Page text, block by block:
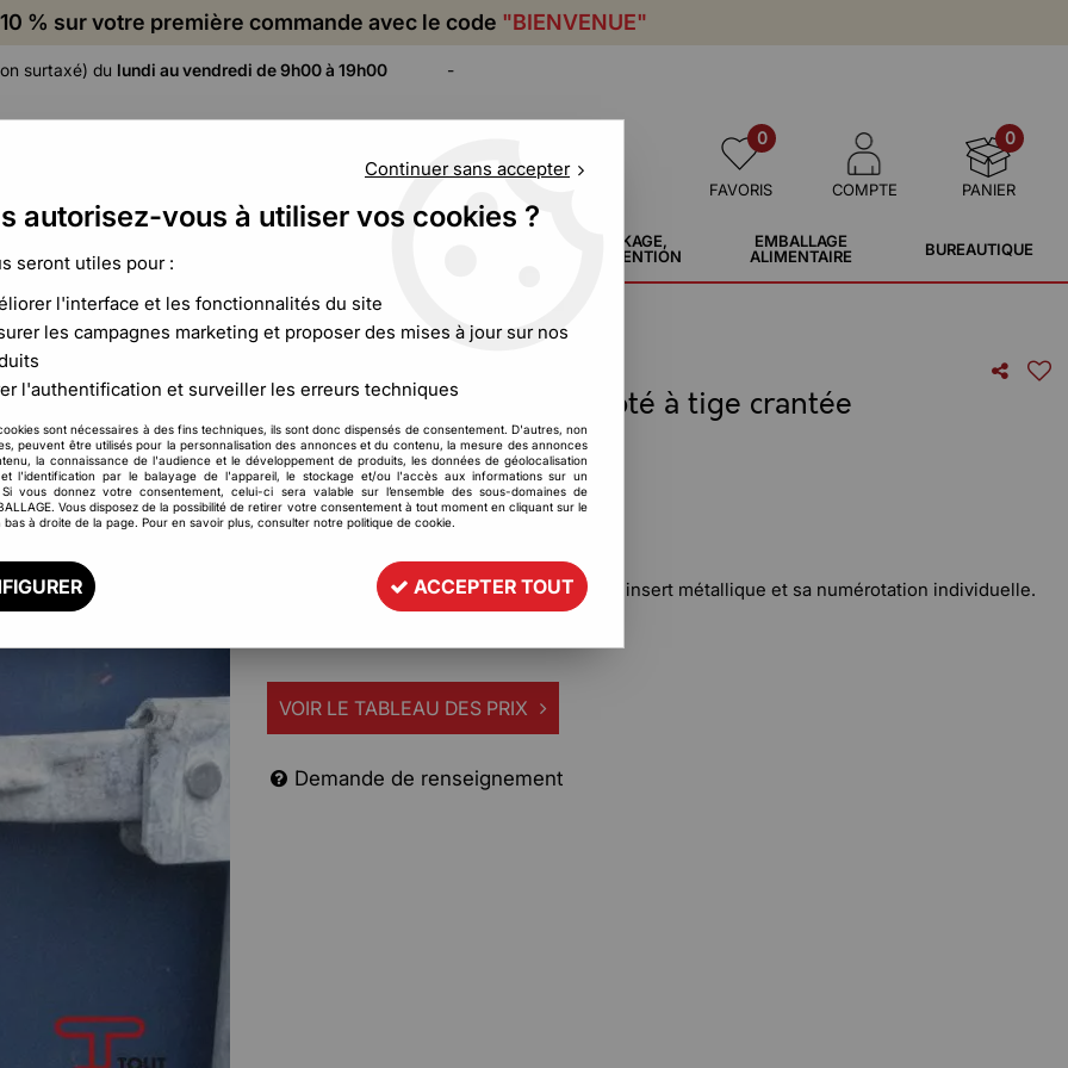
% sur votre première commande avec le code "BIENVENUE"
surtaxé) du lundi au vendredi de 9h00 à 19h00 -
0
FAVORIS COMPTE
0
PANIER
PROTECTION
ADHÉSIF,
STOCKAGE,
MANUTENTION
EMBALLAGE
ALIMENTAIRE
BUREAUTIQUE
>Scellé de sécurité numéroté à tige crantée
Scellé de sécurité numéroté à tige crantée
À partir de 17,14 €HT
Réf. :CCB00183
Scellé de sécurité numéroté à tige crantée
Scellé à tige cranté très sécurisé avec son insert métallique et sa numérotation individuelle.
VOIR LE TABLEAU DES PRIX
Demande de renseignement
Continuer sans accepter
autorisez-vous à utiliser vos cookies ?
seront utiles pour :
l'interface et les fonctionnalités du site
les campagnes marketing et proposer des mises à jour sur nos
l'authentification et surveiller les erreurs techniques
sont nécessaires à des fins techniques, ils sont donc dispensés de consentement. D'autres, non
peuvent être utilisés pour la personnalisation des annonces et du contenu, la mesure des annonces
la connaissance de l'audience et le développement de produits, les données de géolocalisation
l'identification par le balayage de l'appareil, le stockage et/ou l'accès aux informations sur un
vous donnez votre consentement, celui-ci sera valable sur l’ensemble des sous-domaines de
Vous disposez de la possibilité de retirer votre consentement à tout moment en cliquant sur le
bas à droite de la page. Pour en savoir plus, consulter notre politique de cookie.
ACCEPTER TOUT